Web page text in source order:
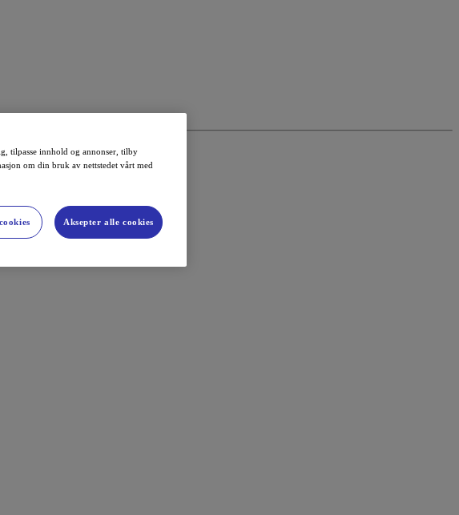
tilpasse innhold og annonser, tilby
om din bruk av nettstedet vårt med
Aksepter alle cookies